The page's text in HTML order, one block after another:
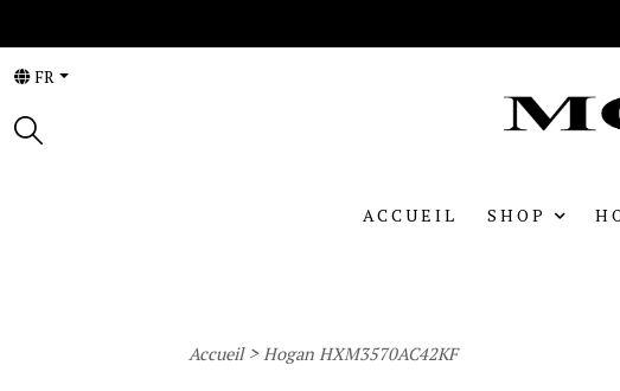
FR
ACCUEIL SHOP
Accueil>Hogan HXM3570AC42KF